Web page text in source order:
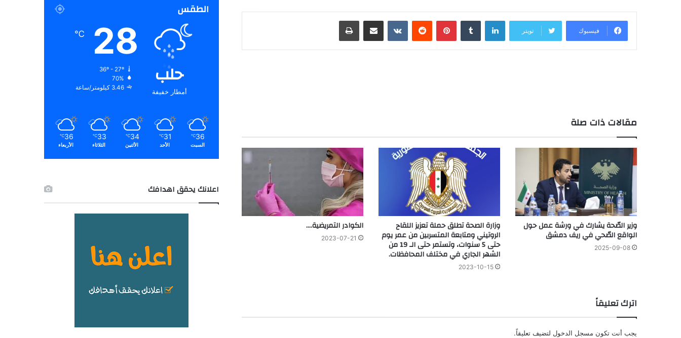
فيسبوك تويتر
لينكدإن بينتيريست مشاركة عبر البريد طباعة
مقالات ذات صلة
وزير الصّحة يشارك في ورشة عمل حول
الواقع الصّحي في ريف دمشق
2025-09-08
وزارة الصحة تطلق حملة تعزيز اللقاح
الروتيني ومتابعة المتسربين من عمر يوم
حتى 5 سنوات، وتستمر حتى الـ 19 من
الشهر الجاري في مختلف المحافظات.
2023-10-15
الكوادر التمريضية….
2023-07-21
اترك تعليقاً
يجب أنت تكون مسجل الدخول لتضيف تعليقاً.
الطقس
حلب
أمطار خفيفة
28
℃
36º - 27º
70%
3.46 كيلومتر/ساعة
36
℃
السبت
31
℃
الأحد
34
℃
الأثنين
33
℃
الثلاثاء
36
℃
الأربعاء
اعلانك يحقق اهدافك